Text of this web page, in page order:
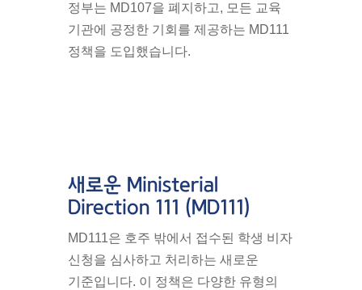
정부는 MD107을 폐지하고, 모든 교육
기관에 공정한 기회를 제공하는 MD111
정책을 도입했습니다.
새로운 Ministerial
Direction 111 (MD111)
MD111은 호주 밖에서 접수된 학생 비자
신청을 심사하고 처리하는 새로운
기준입니다. 이 정책은 다양한 유형의